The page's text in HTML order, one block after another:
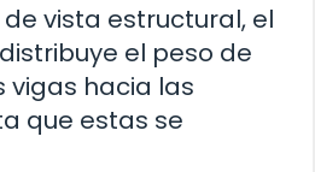
vista estructural, el
el peso de
vigas hacia las
que estas se